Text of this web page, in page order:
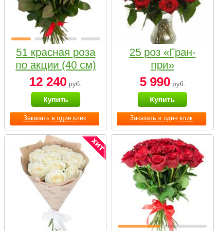
Заказать в один клик
51 красная роза
по акции (40 см)
12 240 руб.
Купить
Заказать в один клик
25 роз «Гран-
при»
5 990руб.
Купить